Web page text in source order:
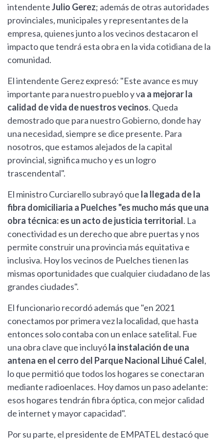
intendenteJulio Gerez; además de otras autoridades
provinciales, municipales y representantes de la
empresa, quienes junto a los vecinos destacaron el
impacto que tendrá esta obra en la vida cotidiana de la
comunidad.
El intendente Gerez expresó: "Este avance es muy
importante para nuestro pueblo y va a mejorar la
calidad de vida de nuestros vecinos. Queda
demostrado que para nuestro Gobierno, donde hay
una necesidad, siempre se dice presente. Para
nosotros, que estamos alejados de la capital
provincial, significa mucho y es un logro
trascendental".
El ministro Curciarello subrayó que la llegada de la
fibra domiciliaria a Puelches "es mucho más que una
obra técnica: es un acto de justicia territorial. La
conectividad es un derecho que abre puertas y nos
permite construir una provincia más equitativa e
inclusiva. Hoy los vecinos de Puelches tienen las
mismas oportunidades que cualquier ciudadano de las
grandes ciudades".
El funcionario recordó además que "en 2021
conectamos por primera vez la localidad, que hasta
entonces solo contaba con un enlace satelital. Fue
una obra clave que incluyóla instalación de una
antena en el cerro del Parque Nacional Lihué Calel,
lo que permitió que todos los hogares se conectaran
mediante radioenlaces. Hoy damos un paso adelante:
esos hogares tendrán fibra óptica, con mejor calidad
de internet y mayor capacidad".
Por su parte, el presidente de EMPATEL destacó que